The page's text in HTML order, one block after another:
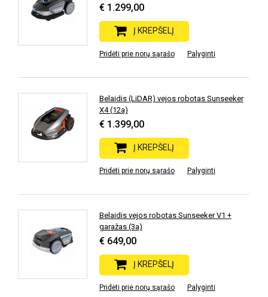
€ 1.299,00
Į KREPŠELĮ
Pridėti prie norų sąrašo Palyginti
Belaidis (LiDAR) vejos robotas Sunseeker
X4 (12a)
€ 1.399,00
Į KREPŠELĮ
Pridėti prie norų sąrašo Palyginti
Belaidis vejos robotas Sunseeker V1 +
garažas (3a)
€ 649,00
Į KREPŠELĮ
Pridėti prie norų sąrašo Palyginti